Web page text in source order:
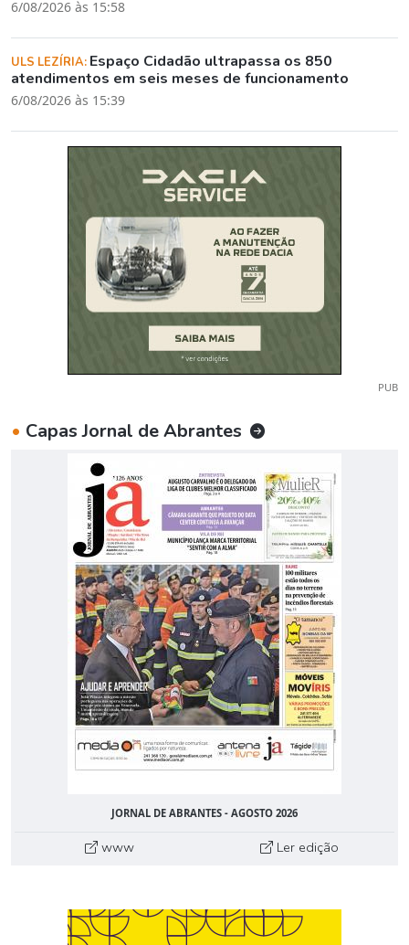
6/08/2026 às 15:58
ULS LEZÍRIA: Espaço Cidadão ultrapassa os 850
atendimentos em seis meses de funcionamento
6/08/2026 às 15:39
PUB
• Capas Jornal de Abrantes
JORNAL DE ABRANTES - AGOSTO 2026
www Ler edição